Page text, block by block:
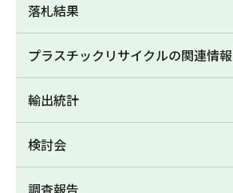
落札結果
プラスチックリサイクルの関連情報
輸出統計
検討会
調査報告